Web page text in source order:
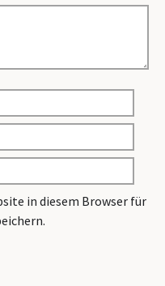
in diesem Browser für